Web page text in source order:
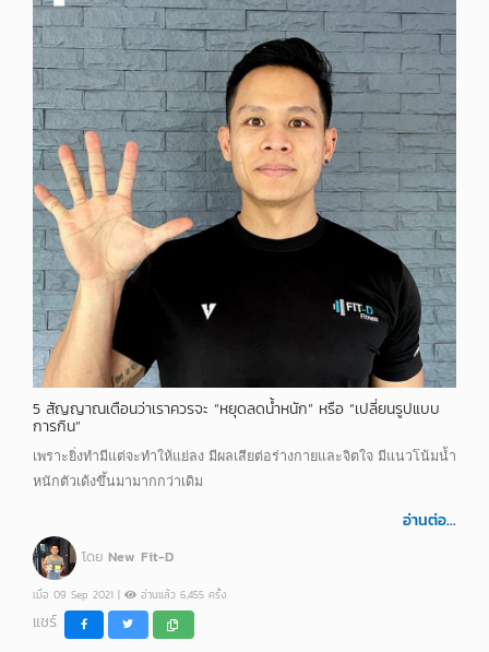
5 สัญญาณเตือนว่าเราควรจะ “หยุดลดน้ำหนัก” หรือ “เปลี่ยนรูปแบบ
การกิน”
เพราะยิ่งทำมีแต่จะทำให้แย่ลง มีผลเสียต่อร่างกายและจิตใจ มีแนวโน้มน้ำ
หนักตัวเด้งขึ้นมามากกว่าเดิม
อ่านต่อ...
โดย New Fit-D
เมื่อ 09 Sep 2021 | อ่านแล้ว 6,455 ครั้ง
แชร์